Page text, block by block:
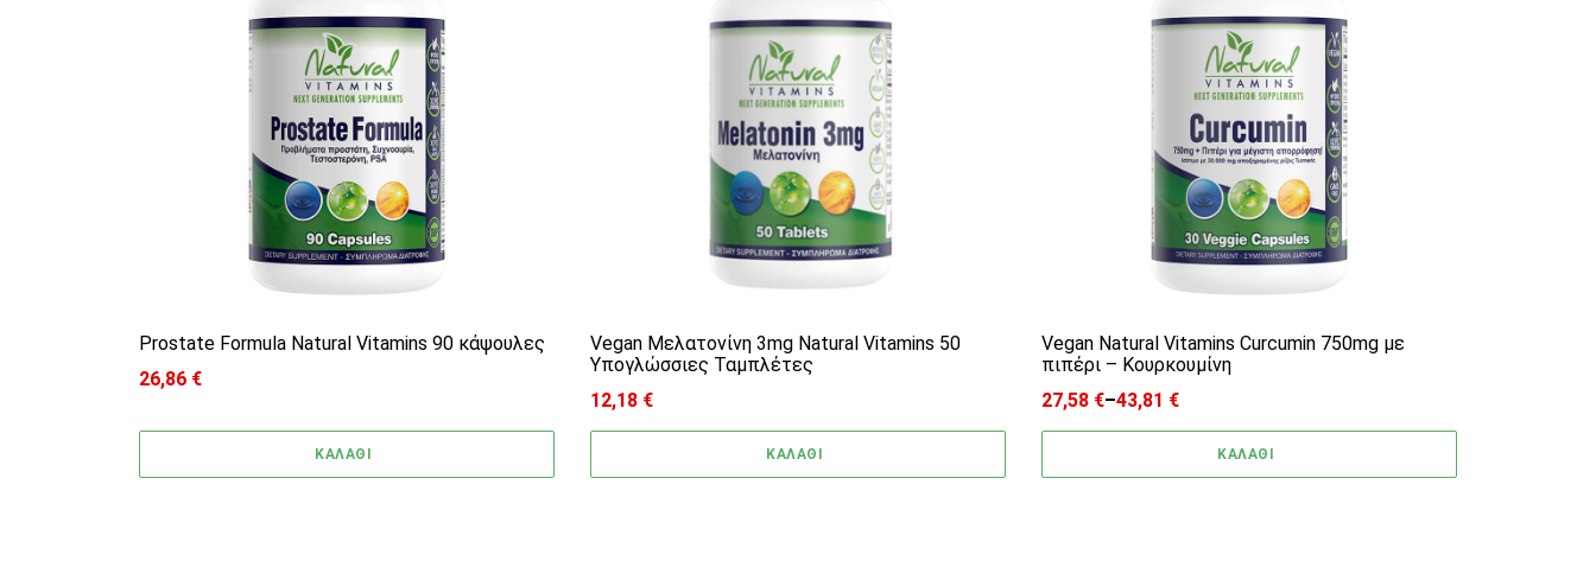
Prostate Formula Natural Vitamins 90 κάψουλες
26,86 €
ΚΑΛΑΘΙ
Vegan Μελατονίνη 3mg Natural Vitamins 50
Υπογλώσσιες Ταμπλέτες
12,18 €
ΚΑΛΑΘΙ
Vegan Natural Vitamins Curcumin 750mg με
πιπέρι – Κουρκουμίνη
27,58 €–43,81 €
Price range: 27,58 € through 43,81 €
ΚΑΛΑΘΙ